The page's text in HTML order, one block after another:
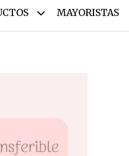
MAYORISTAS